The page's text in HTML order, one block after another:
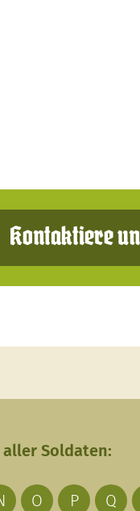
Kontaktiere
Soldaten:
O P Q